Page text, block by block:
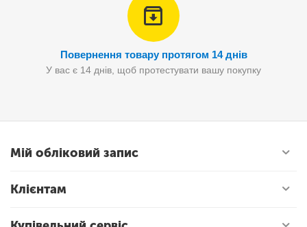
Повернення товару протягом 14 днів
У вас є 14 днів, щоб протестувати вашу покупку
Мій обліковий запис
Клієнтам